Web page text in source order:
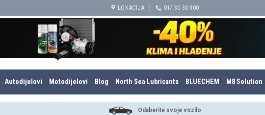
LOKACIJA 01/ 30 30 300
Autodijelovi Motodijelovi Blog North Sea Lubricants BLUECHEM M8 Solution
Odaberite svoje vozilo